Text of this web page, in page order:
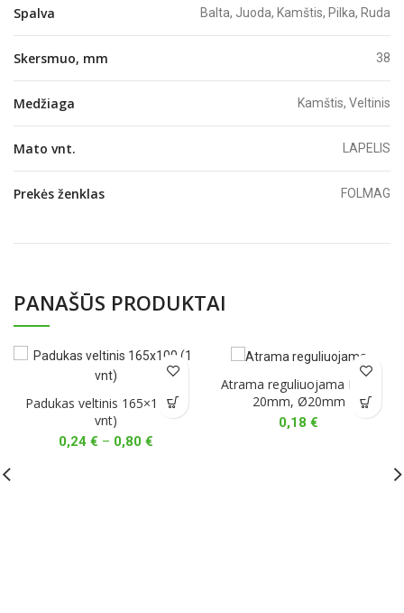
Spalva Balta, Juoda, Kamštis, Pilka, Ruda
Skersmuo, mm 38
Medžiaga Kamštis, Veltinis
Mato vnt. LAPELIS
Prekės ženklas FOLMAG
PANAŠŪS PRODUKTAI
Padukas veltinis 165×100 (1
vnt)
0,24 € – 0,80 €Price
Atrama reguliuojama M8 x
20mm, Ø20mm
0,18 €